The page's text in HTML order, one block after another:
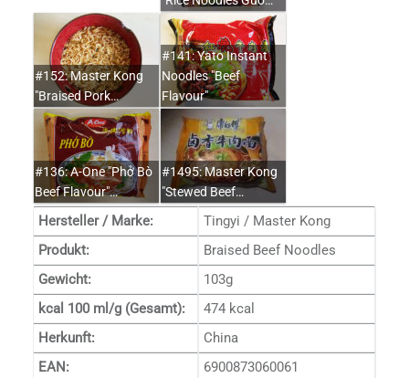
#152: Master Kong
"Braised Pork…
#141: Yato Instant
Noodles "Beef
Flavour"
#136: A-One "Phở Bò
Beef Flavour"…
#1495: Master Kong
"Stewed Beef…
Hersteller / Marke:
Tingyi / Master Kong
Produkt:
Braised Beef Noodles
Gewicht:
103g
kcal 100 ml/g (Gesamt):
474 kcal
Herkunft:
China
EAN:
6900873060061